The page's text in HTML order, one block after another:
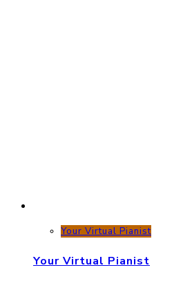
Your Virtual Pianist
Your Virtual Pianist